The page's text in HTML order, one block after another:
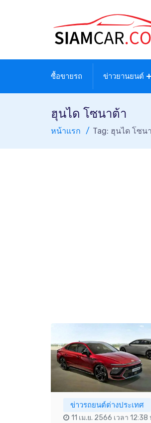
ซื้อขายรถ ข่าวยานยนต์
ฮุนได โซนาต้า
หน้าแรก Tag: ฮุนได โซน
ข่าวรถยนต์ต่างประเทศ
11 เม.ย. 2566 เวลา 12:38